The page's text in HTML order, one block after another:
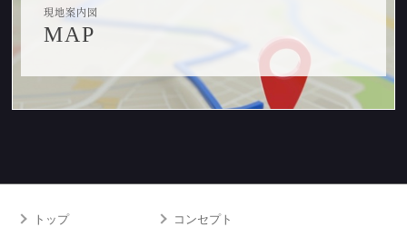
現地案内図
MAP
トップ
コンセプト